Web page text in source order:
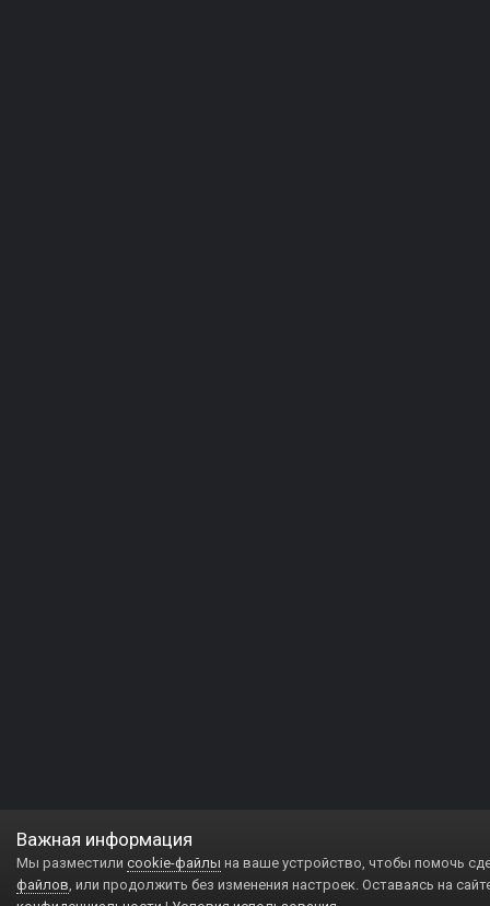
Важная информация
Мы разместили cookie-файлы на ваше устройство, чтобы помочь
файлов, или продолжить без изменения настроек. Оставаясь на